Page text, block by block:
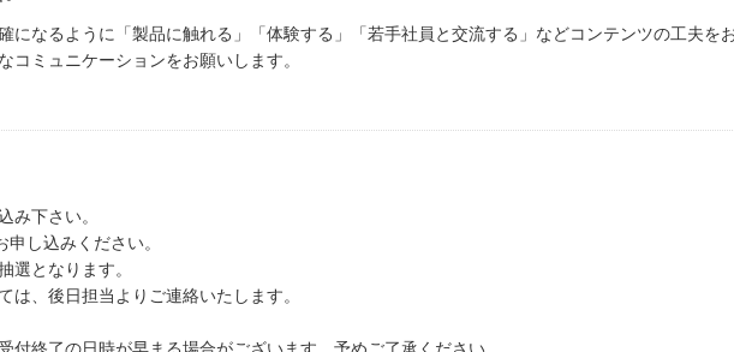
になるように「製品に触れる」「体験する」「若手社員と交流する」などコンテンツの工夫を
コミュニケーションをお願いします。
み下さい。
し込みください。
選となります。
は、後日担当よりご連絡いたします。